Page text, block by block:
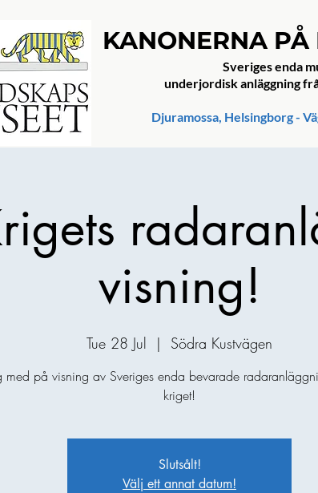
KANONERNA
Sveriges enda
underjordisk anläggning
Djuramossa, Helsingborg -
visning!
Tue 28 Jul
  |
Södra Kustvägen
med på visning av Sveriges enda bevarade
kriget!
Slutsålt!
Välj ett annat datum!